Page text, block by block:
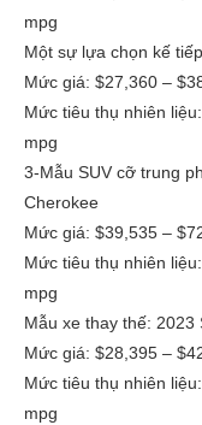
mpg
Một sự lựa chọn kế
Mức giá: $27,360 –
Mức tiêu thụ nhiên
mpg
3-Mẫu SUV cỡ trung
Cherokee
Mức giá: $39,535 –
Mức tiêu thụ nhiên
mpg
Mẫu xe thay thế: 2023
Mức giá: $28,395 –
Mức tiêu thụ nhiên
mpg